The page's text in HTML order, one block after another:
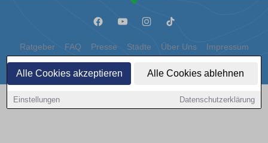
Alle Cookies akzeptieren Alle Cookies ablehnen
Einstellungen Datenschutzerklärung
Ratgeber FAQ Presse Städte Über Uns Impressum
Datenschutz Cookies
Copyright © 2000 - 2026 | 1A Infosysteme GmbH | Content by: 1a-sites-autos